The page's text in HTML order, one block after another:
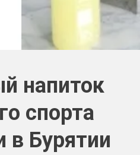
напиток
спорта
в Бурятии